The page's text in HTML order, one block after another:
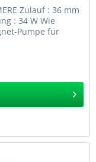
Zulauf : 36 mm
: 34 W Wie
Pumpe für